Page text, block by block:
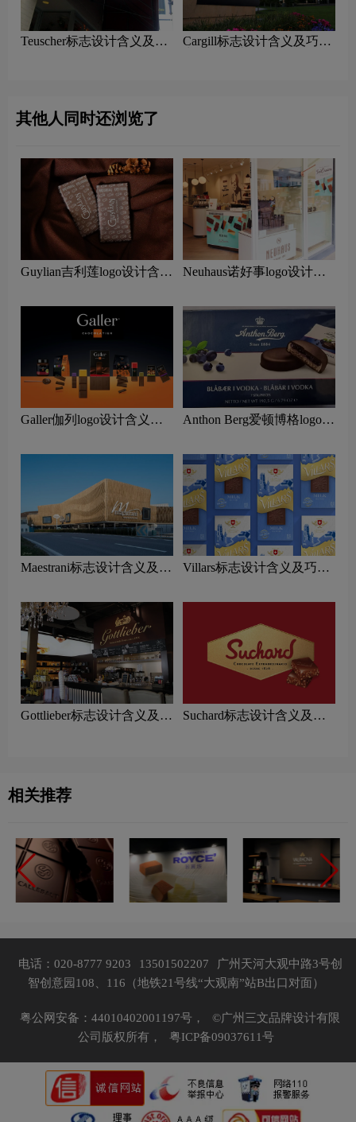
Teuscher标志设计含义及巧
Cargill标志设计含义及巧克
其他人同时还浏览了
Guylian吉利莲logo设计含义
Neuhaus诺好事logo设计含
Galler伽列logo设计含义及
Anthon Berg爱顿博格logo设
念
Maestrani标志设计含义及巧
Villars标志设计含义及巧克
Gottlieber标志设计含义及巧
Suchard标志设计含义及巧
相关推荐
电话：020-8777 9203 13501502207
广州天河大观中路3号创
智创意园108、116（地铁21号线“大观南”站B出口对面）
粤公网安备：44010402001197号，
©广州三文品牌设计有限
公司版权所有，
粤ICP备09037611号